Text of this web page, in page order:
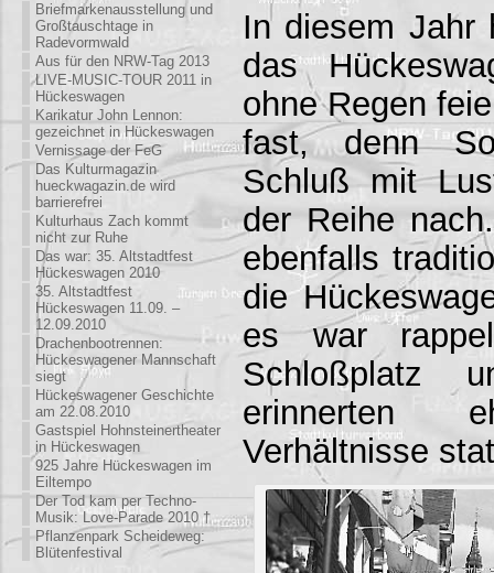
Briefmarkenausstellung und
Großtauschtage in
Radevormwald
Aus für den NRW-Tag 2013
LIVE-MUSIC-TOUR 2011 in
Hückeswagen
Karikatur John Lennon:
gezeichnet in Hückeswagen
Vernissage der FeG
Das Kulturmagazin
hueckwagazin.de wird
barrierefrei
Kulturhaus Zach kommt
nicht zur Ruhe
Das war: 35. Altstadtfest
Hückeswagen 2010
35. Altstadtfest
Hückeswagen 11.09. –
12.09.2010
Drachenbootrennen:
Hückeswagener Mannschaft
siegt
Hückeswagener Geschichte
am 22.08.2010
Gastspiel Hohnsteinertheater
in Hückeswagen
925 Jahre Hückeswagen im
Eiltempo
Der Tod kam per Techno-
Musik: Love-Parade 2010 †
Pflanzenpark Scheideweg:
Blütenfestival
In diesem Jahr
das
ohne Regen
fast, denn
Schluß mit
der Reihe
ebenfalls
die
es war
Schloßplatz
erinnerten
Verhältnisse